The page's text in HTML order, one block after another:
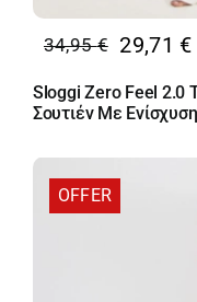
34,95€
Original
price
was:
29,71 €
Η
τρέχουσα
τιμή
29,71 €.
Sloggi Zero Feel 2.0
Σουτιέν Με
OFFER